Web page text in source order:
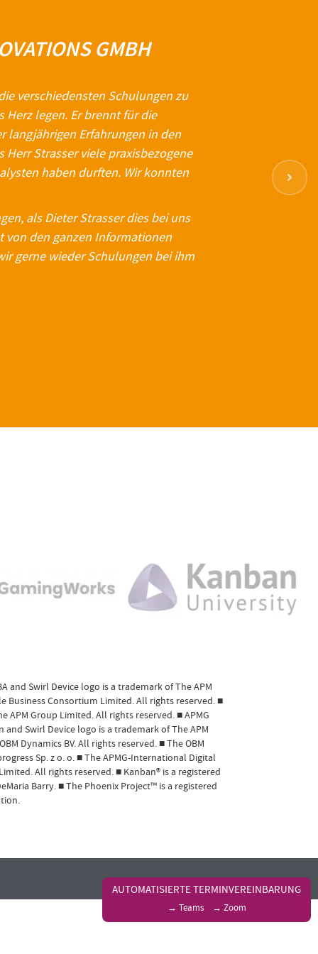
GMBH
verschiedensten Schulungen zu
legen. Er brennt für die
langjährigen Erfahrungen in den
Strasser viele praxisbezogene
haben durften. Wir konnten
als Dieter Strasser dies bei uns
von den ganzen Informationen
gerne wieder Schulungen bei ihm
and Swirl Device logo is a trademark of The APM
Business Consortium Limited. All rights reserved. ■
APM Group Limited. All rights reserved. ■ APMG
Swirl Device logo is a trademark of The APM
Dynamics BV. All rights reserved. ■ The OBM
Sp. z o. o. ■ The APMG-International Digital
All rights reserved. ■ Kanban® is a registered
Barry. ■ The Phoenix Project™ is a registered
AUTOMATISIERTE TERMINVEREINBARUNG
→ Teams → Zoom